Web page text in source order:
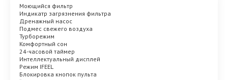
Моющийся фильтр
Индикатр загрязнения фильтра
Дренажный насос
Подмес свежего воздуха
Турборежим
Комфортный сон
24-часовой таймер
Интеллектуальный дисплей
Режим IFEEL
Блокировка кнопок пульта